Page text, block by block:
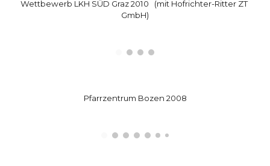
Wettbewerb LKH SÜD Graz 2010   (mit Hofrichter-Ritter ZT
GmbH)
Pfarrzentrum Bozen 2008